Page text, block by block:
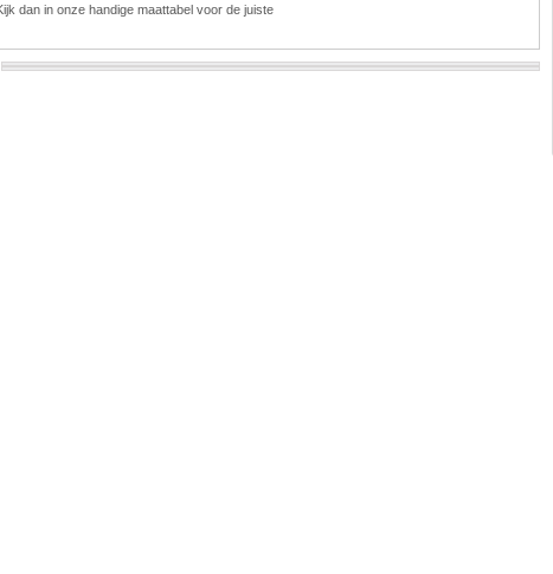
dan in onze handige maattabel voor de juiste